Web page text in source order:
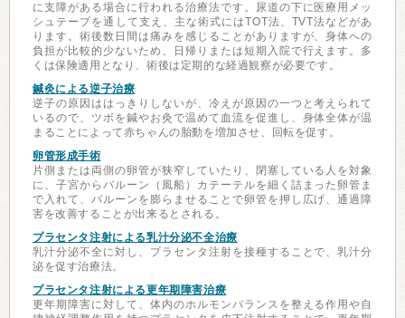
に支障がある場合に行われる治療法です。尿道の下に医療用メッ
シュテープを通して支え、主な術式にはTOT法、TVT法などがあ
ります。術後数日間は痛みを感じることがありますが、身体への
負担が比較的少ないため、日帰りまたは短期入院で行えます。多
くは保険適用となり、術後は定期的な経過観察が必要です。
鍼灸による逆子治療
逆子の原因ははっきりしないが、冷えが原因の一つと考えられて
いるので、ツボを鍼やお灸で温めて血流を促進し、身体全体が温
まることによって赤ちゃんの胎動を増加させ、回転を促す。
卵管形成手術
片側または両側の卵管が狭窄していたり、閉塞している人を対象
に、子宮からバルーン（風船）カテーテルを細く詰まった卵管ま
で入れて、バルーンを膨らませることで卵管を押し広げ、通過障
害を改善することが出来るとされる。
プラセンタ注射による乳汁分泌不全治療
乳汁分泌不全に対し、プラセンタ注射を接種することで、乳汁分
泌を促す治療法。
プラセンタ注射による更年期障害治療
更年期障害に対して、体内のホルモンバランスを整える作用や自